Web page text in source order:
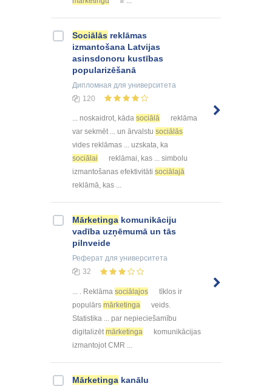
Sociālās reklāmas
izmantošana Latvijas
asinsdonoru kustības
popularizēšanā
Дипломная для университета
120
... noskaidrot, kāda sociālā
reklāma
var sekmēt ... un ārvalstu sociālās
vides reklāmas ... uzskata, ka
sociālai
reklāmai, kas ... simbolu
izmantošanas efektivitāti sociālajā
reklāmā, kas ...
Mārketinga komunikāciju
vadība uzņēmumā un tās
pilnveide
Реферат для университета
32
... . Reklāma sociālajos
tīklos ir
populārs mārketinga
veids.
Statistika ... par nepieciešamību
digitalizēt mārketinga
komunikācijas
izmantojot CMR ...
Mārketinga kanālu